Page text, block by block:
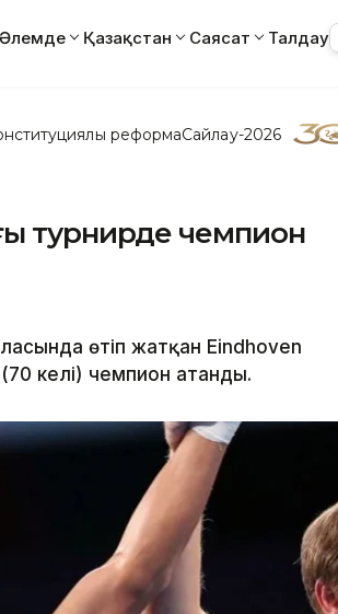
Әлемде Қазақстан Саясат Талдау
реформаСайлау-2026
турнирде чемпион
өтіп жатқан Eindhoven
келі) чемпион атанды.